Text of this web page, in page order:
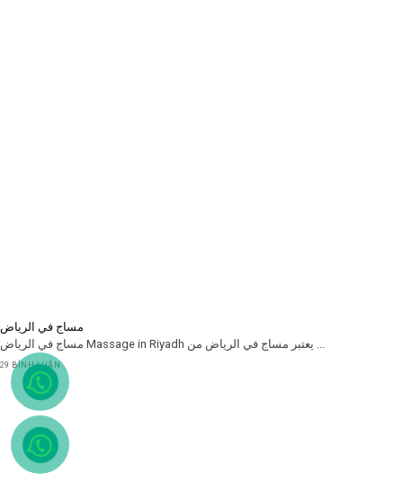
مساج في الرياض
مساج في الرياض Massage in Riyadh يعتبر مساج في الرياض من ...
29 BÌNH LUẬN